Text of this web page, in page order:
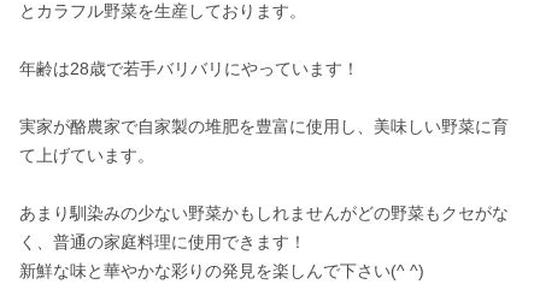
とカラフル野菜を生産しております。
年齢は28歳で若手バリバリにやっています！
実家が酪農家で自家製の堆肥を豊富に使用し、美味しい野菜に育
て上げています。
あまり馴染みの少ない野菜かもしれませんがどの野菜もクセがな
く、普通の家庭料理に使用できます！
新鮮な味と華やかな彩りの発見を楽しんで下さい(^ ^)